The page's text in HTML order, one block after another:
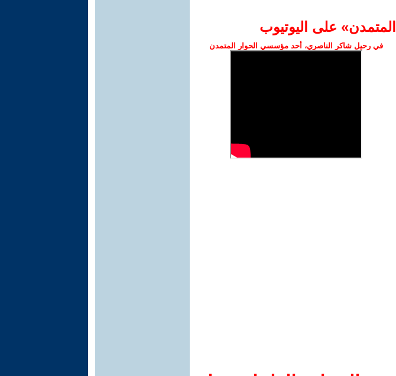
على اليوتيوب
في رحيل شاكر الناصري، أحد مؤسسي الحوار المتمدن